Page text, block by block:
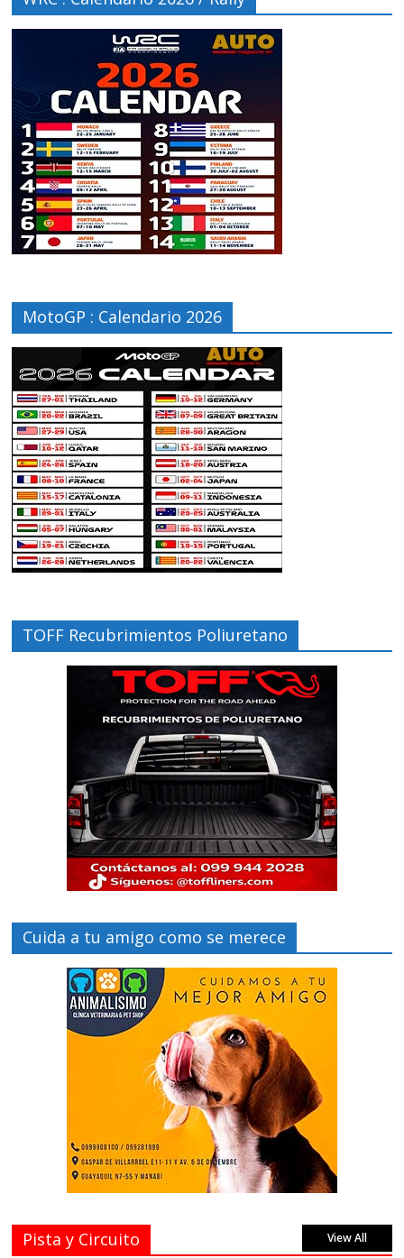
MotoGP : Calendario 2026
TOFF Recubrimientos Poliuretano
Cuida a tu amigo como se merece
Pista y Circuito View All